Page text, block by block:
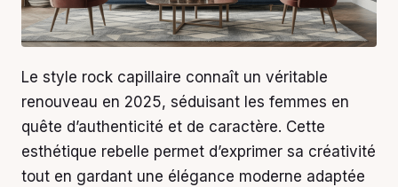
Le style rock capillaire connaît un véritable
renouveau en 2025, séduisant les femmes en
quête d’authenticité et de caractère. Cette
esthétique rebelle permet d’exprimer sa créativité
tout en gardant une élégance moderne adaptée